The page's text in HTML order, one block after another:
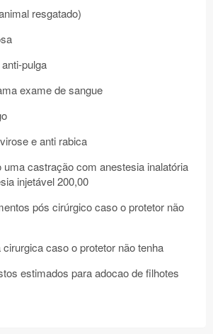
resgatado)
pulga
exame de sangue
e anti rabica
castração com anestesia inalatória
injetável 200,00
pós cirúrgico caso o protetor não
caso o protetor não tenha
estimados para adocao de filhotes